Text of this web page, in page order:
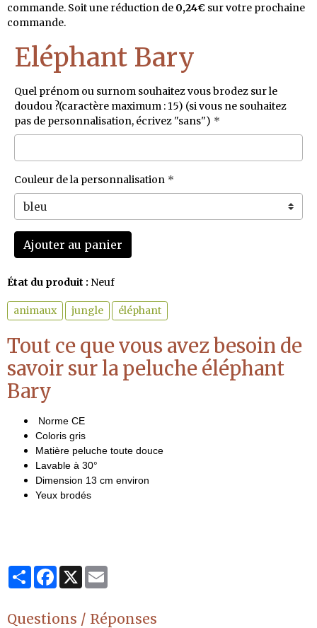
commande. Soit une réduction de 0,24€ sur votre prochaine
commande.
Eléphant Bary
Quel prénom ou surnom souhaitez vous brodez sur le
doudou ?(caractère maximum : 15) (si vous ne souhaitez
pas de personnalisation, écrivez "sans")
Couleur de la personnalisation
Ajouter au panier
État du produit : Neuf
animaux jungle éléphant
Tout ce que vous avez besoin de
savoir sur la peluche éléphant
Bary
Norme CE
Coloris gris
Matière peluche toute douce
Lavable à 30°
Dimension 13 cm environ
Yeux brodés
PartagerFacebook
X
Questions / Réponses